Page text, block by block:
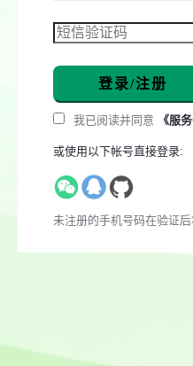
登录/注册
我已阅读并同意 《服
或使用以下帐号直接登录:
未注册的手机号码在验证后